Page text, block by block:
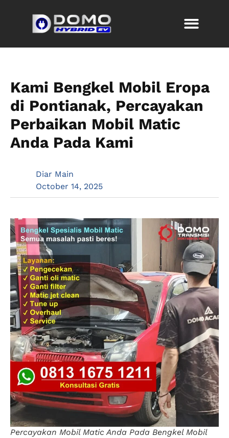
Kami Bengkel Mobil Eropa
di Pontianak, Percayakan
Perbaikan Mobil Matic
Anda Pada Kami
Diar Main
October 14, 2025
Percayakan Mobil Matic Anda Pada Bengkel Mobil